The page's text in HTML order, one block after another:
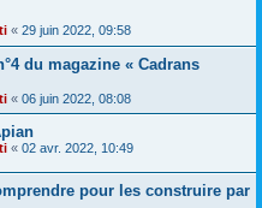
« 29 juin 2022, 09:58
du magazine « Cadrans
« 06 juin 2022, 08:08
« 02 avr. 2022, 10:49
pour les construire par